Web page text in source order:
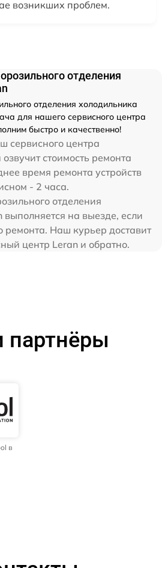
возникших проблем.
отделения
отделения холодильника
для нашего сервисного центра
быстро и качественно!
сервисного центра
стоимость ремонта
время ремонта устройств
- 2 часа.
отделения
на выезде, если
ремонта. Наш курьер доставит
центр Leran и обратно.
в